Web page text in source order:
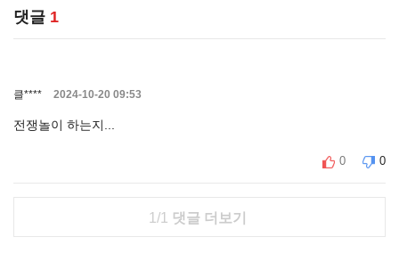
댓글 1
클**** 2024-10-20 09:53
전쟁놀이 하는지...
0 0
1/1 댓글 더보기